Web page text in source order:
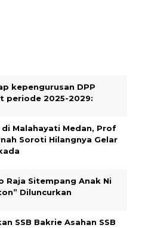
kepengurusan DPP
periode 2025-2029:
Malahayati Medan, Prof
Soroti Hilangnya Gelar
Raja Sitempang Anak Ni
Diluncurkan
SSB Bakrie Asahan SSB